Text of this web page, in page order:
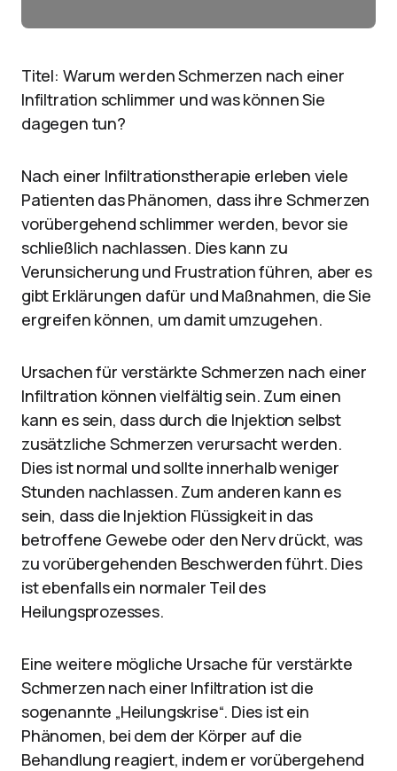
Titel: Warum werden Schmerzen nach einer
Infiltration schlimmer und was können Sie
dagegen tun?
Nach einer Infiltrationstherapie erleben viele
Patienten das Phänomen, dass ihre Schmerzen
vorübergehend schlimmer werden, bevor sie
schließlich nachlassen. Dies kann zu
Verunsicherung und Frustration führen, aber es
gibt Erklärungen dafür und Maßnahmen, die Sie
ergreifen können, um damit umzugehen.
Ursachen für verstärkte Schmerzen nach einer
Infiltration können vielfältig sein. Zum einen
kann es sein, dass durch die Injektion selbst
zusätzliche Schmerzen verursacht werden.
Dies ist normal und sollte innerhalb weniger
Stunden nachlassen. Zum anderen kann es
sein, dass die Injektion Flüssigkeit in das
betroffene Gewebe oder den Nerv drückt, was
zu vorübergehenden Beschwerden führt. Dies
ist ebenfalls ein normaler Teil des
Heilungsprozesses.
Eine weitere mögliche Ursache für verstärkte
Schmerzen nach einer Infiltration ist die
sogenannte „Heilungskrise“. Dies ist ein
Phänomen, bei dem der Körper auf die
Behandlung reagiert, indem er vorübergehend